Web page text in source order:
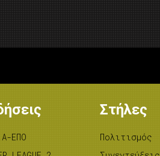
ΕΠΟ
Στήλες
Πολιτισμός